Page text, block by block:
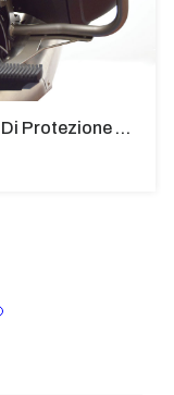
Tubi Di Protezione Bauli Posteriori Per Bmw K 1600 Gt/Gtl (2010>2016) GIALLO - TB8025-K1600GTL